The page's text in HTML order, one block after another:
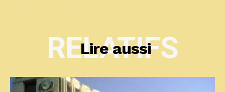
Lire aussi
RELATIFS